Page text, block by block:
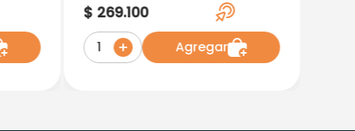
$ 269.100
1 Agregar